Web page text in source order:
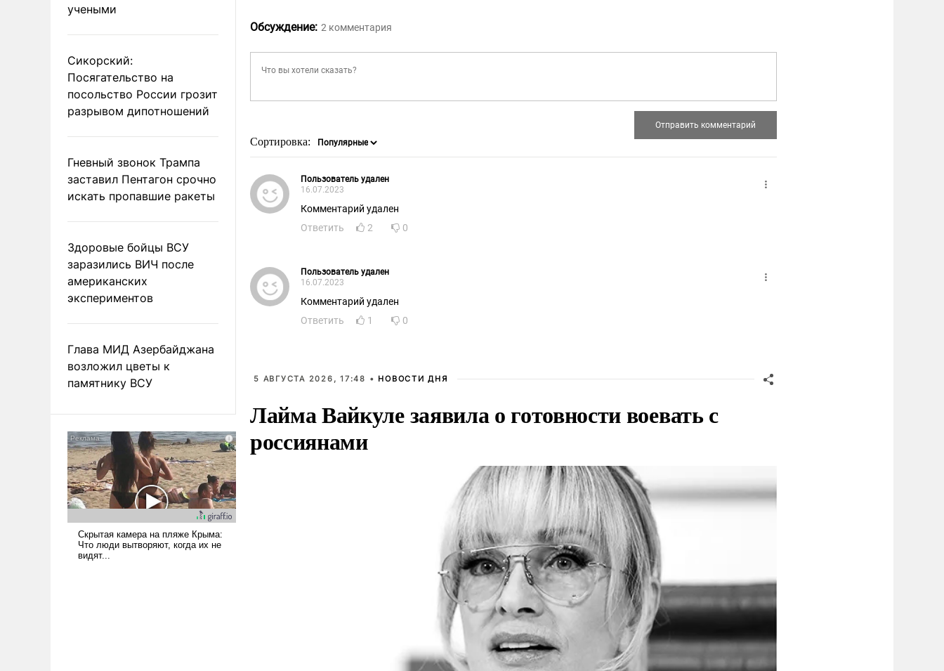
учеными
Сикорский:
Посягательство на
посольство России грозит
разрывом дипотношений
Гневный звонок Трампа
заставил Пентагон срочно
искать пропавшие ракеты
Здоровые бойцы ВСУ
заразились ВИЧ после
американских
экспериментов
Глава МИД Азербайджана
возложил цветы к
памятнику ВСУ
Обсуждение: 2 комментария
Сортировка:
Пользователь удален
16.07.2023
Комментарий удален
Ответить
2 0
Пользователь удален
16.07.2023
Комментарий удален
Ответить
1 0
5 АВГУСТА 2026, 17:48 • НОВОСТИ ДНЯ
Лайма Вайкуле заявила о готовности воевать с
россиянами